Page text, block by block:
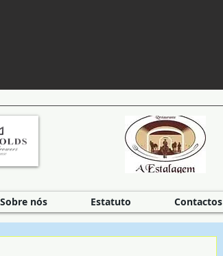
Sobre nós Estatuto Contactos